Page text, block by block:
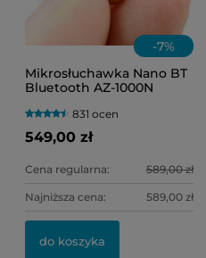
-7%
Mikrosłuchawka Nano BT
Bluetooth AZ-1000N
831 ocen
549,00 zł
Cena regularna: 589,00 zł
Najniższa cena: 589,00 zł
do koszyka